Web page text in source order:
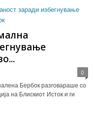
0
Бербок разговараше со
на Блискиот Исток и ги